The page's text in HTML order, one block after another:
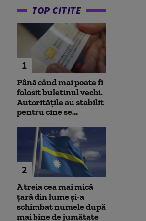
TOP CITITE
1
Până când mai poate fi
folosit buletinul vechi.
Autoritățile au stabilit
pentru cine se...
2
A treia cea mai mică
țară din lume și-a
schimbat numele după
mai bine de jumătate